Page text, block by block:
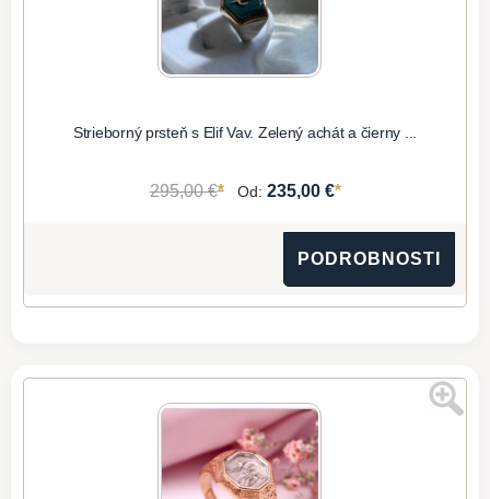
Strieborný prsteň s Elif Vav. Zelený achát a čierny ...
295,00 €* Od: 235,00 €*
PODROBNOSTI